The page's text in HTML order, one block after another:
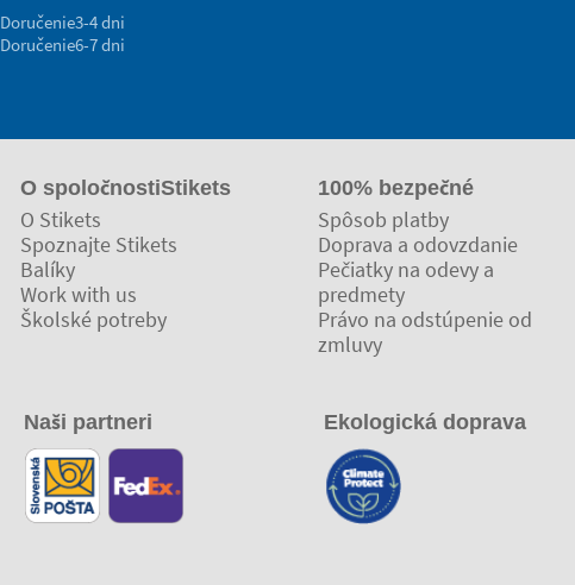
Doručenie3-4 dni
Doručenie6-7 dni
O spoločnostiStikets
O Stikets
Spoznajte Stikets
Balíky
Work with us
Školské potreby
100% bezpečné
Spôsob platby
Doprava a odovzdanie
Pečiatky na odevy a
predmety
Právo na odstúpenie od
zmluvy
Naši partneri Ekologická doprava